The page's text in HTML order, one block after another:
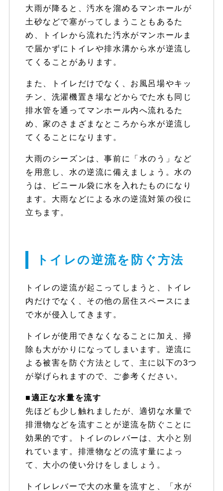
大雨が降ると、汚水を溜めるマンホールが
土砂などで塞がってしまうこともあるた
め、トイレから流れた汚水がマンホールま
で届かずにトイレや排水溝から水が逆流し
てくることがあります。
また、トイレだけでなく、お風呂場やキッ
チン、洗濯機置き場などからでた水も同じ
排水管を通ってマンホール内へ流れるた
め、家のさまざまなところから水が逆流し
てくることになります。
大雨のシーズンは、事前に「水のう」など
を用意し、水の逆流に備えましょう。水の
うは、ビニール袋に水を入れたものになり
ます。大雨などによる水の逆流対策の役に
立ちます。
トイレの逆流を防ぐ方法
トイレの逆流が起こってしまうと、トイレ
内だけでなく、その他の居住スペースにま
で水が侵入してきます。
トイレが使用できなくなることに加え、掃
除も大がかりになってしまいます。逆流に
よる被害を防ぐ方法として、主に以下の3つ
が挙げられますので、ご参考ください。
■適正な水量を流す
先ほども少し触れましたが、適切な水量で
排泄物などを流すことが逆流を防ぐことに
効果的です。トイレのレバーは、大小と別
れています。排泄物などの流す量によっ
て、大小の使い分けをしましょう。
トイレレバーで大の水量を流すと、「水が